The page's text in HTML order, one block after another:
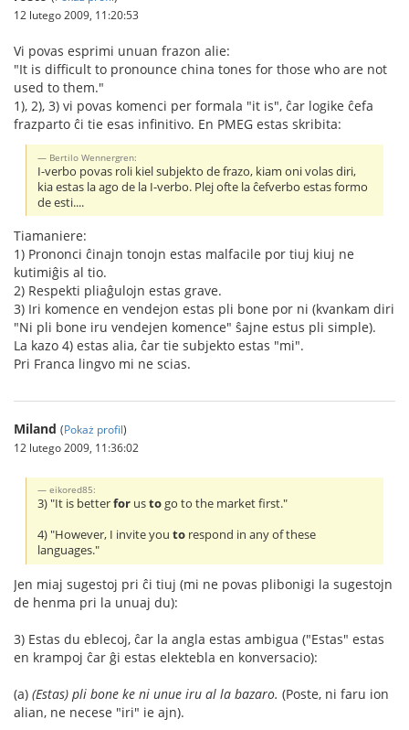
12 lutego 2009, 11:20:53
Vi povas esprimi unuan frazon alie:
"It is difficult to pronounce china tones for those who are not
used to them."
1), 2), 3) vi povas komenci per formala "it is", ĉar logike ĉefa
frazparto ĉi tie esas infinitivo. En PMEG estas skribita:
Bertilo Wennergren:
I-verbo povas roli kiel subjekto de frazo, kiam oni volas diri,
kia estas la ago de la I-verbo. Plej ofte la ĉefverbo estas formo
de esti....
Tiamaniere:
1) Prononci ĉinajn tonojn estas malfacile por tiuj kiuj ne
kutimiĝis al tio.
2) Respekti pliaĝulojn estas grave.
3) Iri komence en vendejon estas pli bone por ni (kvankam diri
"Ni pli bone iru vendejen komence" ŝajne estus pli simple).
La kazo 4) estas alia, ĉar tie subjekto estas "mi".
Pri Franca lingvo mi ne scias.
Miland (Pokaż profil)
12 lutego 2009, 11:36:02
eikored85:
3) "It is betterfor ustogo to the market first."
4) "However, I invite youto respond in any of these
languages."
Jen miaj sugestoj pri ĉi tiuj (mi ne povas plibonigi la sugestojn
de henma pri la unuaj du):
3) Estas du eblecoj, ĉar la angla estas ambigua ("Estas" estas
en krampoj ĉar ĝi estas elektebla en konversacio):
(a) (Estas) pli bone ke ni unue iru al la bazaro. (Poste, ni faru ion
alian, ne necese "iri" ie ajn).